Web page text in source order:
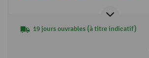
19 jours ouvrables (à titre indicatif)